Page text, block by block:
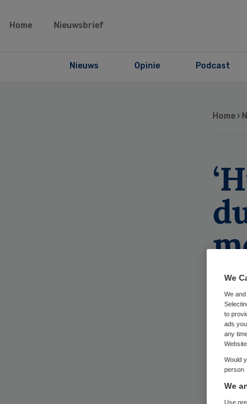
Home Nieuwsbrief
Nieuws Opinie Podcast
Home ›
We
We
to
ads
any
Would
person
We
Use